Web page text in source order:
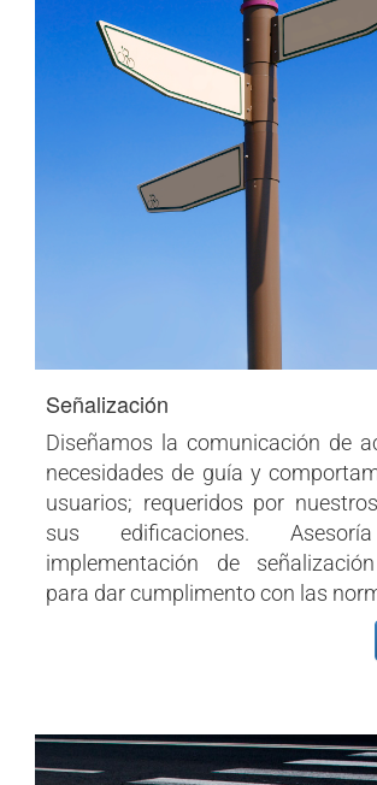
Señalización
Diseñamos la comunicación de
necesidades de guía y
usuarios; requeridos por
sus edificaciones.
implementación de
para dar cumplimento con las